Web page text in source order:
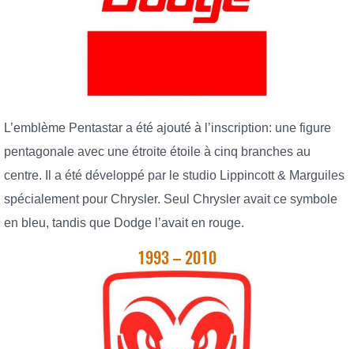
L’emblème Pentastar a été ajouté à l’inscription: une figure
pentagonale avec une étroite étoile à cinq branches au
centre. Il a été développé par le studio Lippincott & Marguiles
spécialement pour Chrysler. Seul Chrysler avait ce symbole
en bleu, tandis que Dodge l’avait en rouge.
1993 – 2010